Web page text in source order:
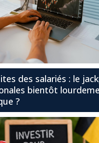
des salariés : le
bientôt
?